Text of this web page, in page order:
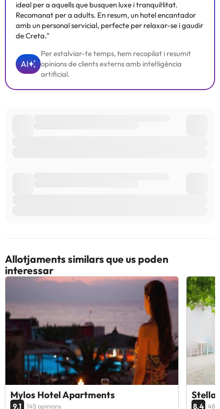
ideal per a aquells que busquen luxe i tranquil·litat.
Recomanat per a adults. En resum, un hotel encantador
amb un personal servicial, perfecte per relaxar-se i gaudir
de Creta."
AI
Per estalviar-te temps, hem recopilat i resumit
opinions de clients externs amb intel·ligència
artificial.
Allotjaments similars que us poden
interessar
Mylos Hotel Apartments
9.1 145 opinions 8.4 48